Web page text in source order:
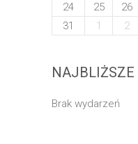
24
25 26
31
1 2
NAJBLIŻSZE
Brak wydarzeń